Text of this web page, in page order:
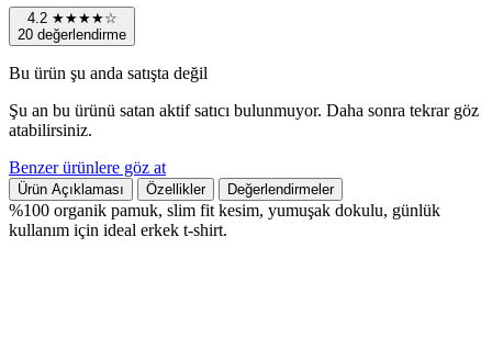
4.2 ★★★★☆
20 değerlendirme
Bu ürün şu anda satışta değil
Şu an bu ürünü satan aktif satıcı bulunmuyor. Daha sonra tekrar göz
atabilirsiniz.
Benzer ürünlere göz at
Ürün Açıklaması Özellikler Değerlendirmeler
%100 organik pamuk, slim fit kesim, yumuşak dokulu, günlük
kullanım için ideal erkek t-shirt.